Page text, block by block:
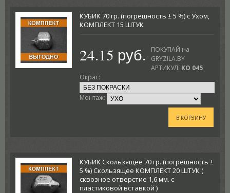
КУБИК 70 гр. (погрешность ± 5 %) с Ухом,
КОМПЛЕКТ 15 ШТУК
24.15 руб.
ПОКУПАЙ на
GRYZILA.BY
АРТИКУЛ: KO 045
Окрас:
Монтаж:
В КОРЗИНУ
КУБИК Скользящее 70 гр. (погрешность ±
5 %) Скользящее КОМПЛЕКТ 20 ШТУК (
сквозное отверстие 1,6 мм. с
пластиковой вставкой )